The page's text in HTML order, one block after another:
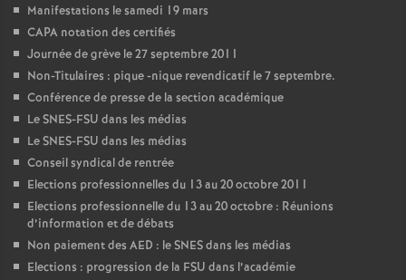
Manifestations le samedi 19 mars
CAPA notation des certifiés
Journée de grève le 27 septembre 2011
Non-Titulaires : pique -nique revendicatif le 7 septembre.
Conférence de presse de la section académique
Le SNES-FSU dans les médias
Le SNES-FSU dans les médias
Conseil syndical de rentrée
Elections professionnelles du 13 au 20 octobre 2011
Elections professionnelle du 13 au 20 octobre : Réunions
d’information et de débats
Non paiement des AED : le SNES dans les médias
Elections : progression de la FSU dans l’académie